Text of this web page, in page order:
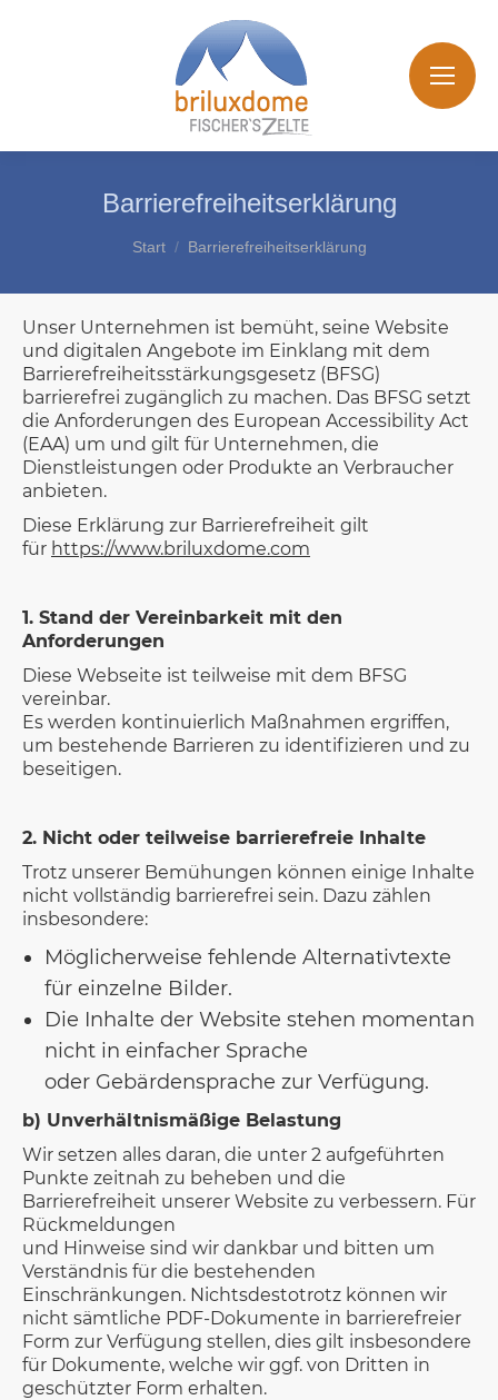
Barrierefreiheitserklärung
Sie befinden sich hier:
Start Barrierefreiheitserklärung
Unser Unternehmen ist bemüht, seine Website
und digitalen Angebote im Einklang mit dem
Barrierefreiheitsstärkungsgesetz (BFSG)
barrierefrei zugänglich zu machen. Das BFSG setzt
die Anforderungen des European Accessibility Act
(EAA) um und gilt für Unternehmen, die
Dienstleistungen oder Produkte an Verbraucher
anbieten.
Diese Erklärung zur Barrierefreiheit gilt
für https://www.briluxdome.com
1. Stand der Vereinbarkeit mit den
Anforderungen
Diese Webseite ist teilweise mit dem BFSG
vereinbar.
Es werden kontinuierlich Maßnahmen ergriffen,
um bestehende Barrieren zu identifizieren und zu
beseitigen.
2. Nicht oder teilweise barrierefreie Inhalte
Trotz unserer Bemühungen können einige Inhalte
nicht vollständig barrierefrei sein. Dazu zählen
insbesondere:
Möglicherweise fehlende Alternativtexte
für einzelne Bilder.
Die Inhalte der Website stehen momentan
nicht in einfacher Sprache
oder Gebärdensprache zur Verfügung.
b) Unverhältnismäßige Belastung
Wir setzen alles daran, die unter 2 aufgeführten
Punkte zeitnah zu beheben und die
Barrierefreiheit unserer Website zu verbessern. Für
Rückmeldungen
und Hinweise sind wir dankbar und bitten um
Verständnis für die bestehenden
Einschränkungen. Nichtsdestotrotz können wir
nicht sämtliche PDF-Dokumente in barrierefreier
Form zur Verfügung stellen, dies gilt insbesondere
für Dokumente, welche wir ggf. von Dritten in
geschützter Form erhalten.